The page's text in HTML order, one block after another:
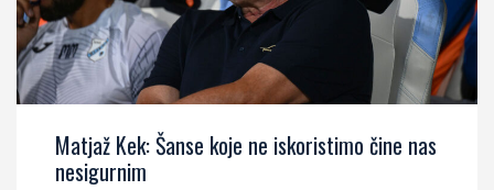
Matjaž Kek: Šanse koje ne iskoristimo čine nas
nesigurnim